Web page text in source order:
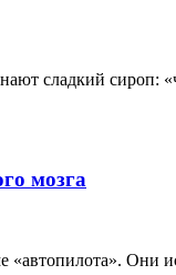
сладкий сироп:
мозга
Они